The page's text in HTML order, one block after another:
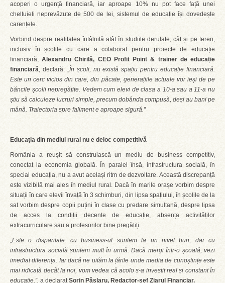
acoperi o urgență financiară, iar aproape 10% nu pot face față unei
cheltuieli neprevăzute de 500 de lei, sistemul de educație își dovedește
carențele.
Vorbind despre realitatea întâlnită atât în studiile derulate, cât și pe teren,
inclusiv în școlile cu care a colaborat pentru proiecte de educație
financiară,Alexandru Chirilă, CEO Profit Point & trainer de educație
financiară, declară: „În școli, nu există spațiu pentru educație financiară.
Este un cerc vicios din care, din păcate, generațiile actuale vor ieși de pe
băncile școlii nepregătite. Vedem cum elevi de clasa a 10-a sau a 11-a nu
știu să calculeze lucruri simple, precum dobânda compusă, deși au bani pe
mână. Traiectoria spre faliment e aproape sigură.”
Educația din mediul rural nu e deloc competitivă
România a reușit să construiască un mediu de business competitiv,
conectat la economia globală. În paralel însă, infrastructura socială, în
special educația, nu a avut același ritm de dezvoltare. Această discrepanță
este vizibilă mai ales în mediul rural. Dacă în marile orașe vorbim despre
situații în care elevii învață în 3 schimburi, din lipsa spațiului, în școlile de la
sat vorbim despre copii puțini în clase cu predare simultană, despre lipsa
de acces la condiții decente de educație, absența activităților
extracurriculare sau a profesorilor bine pregătiți.
„Este o disparitate: cu business-ul suntem la un nivel bun, dar cu
infrastructura socială suntem mult în urmă. Dacă mergi într-o școală, vezi
imediat diferența. Iar dacăne uităm la țările unde media de cunoștințe este
mai ridicată decât la noi, vom vedea că acolo s-a investit real și constant în
educație.”, a declaratSorin Pâslaru, Redactor-șef Ziarul Financiar.